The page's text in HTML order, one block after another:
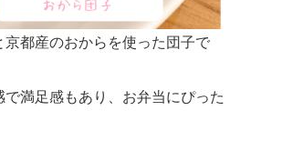
京都産のおからを使った団子で
で満足感もあり、お弁当にぴった